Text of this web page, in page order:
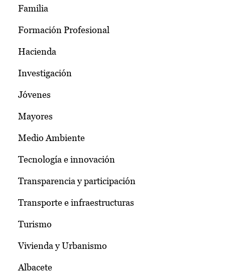
Familia
Formación Profesional
Hacienda
Investigación
Jóvenes
Mayores
Medio Ambiente
Tecnología e innovación
Transparencia y participación
Transporte e infraestructuras
Turismo
Vivienda y Urbanismo
Albacete